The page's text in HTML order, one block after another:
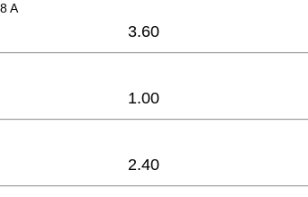
A
3.60
1.00
2.40